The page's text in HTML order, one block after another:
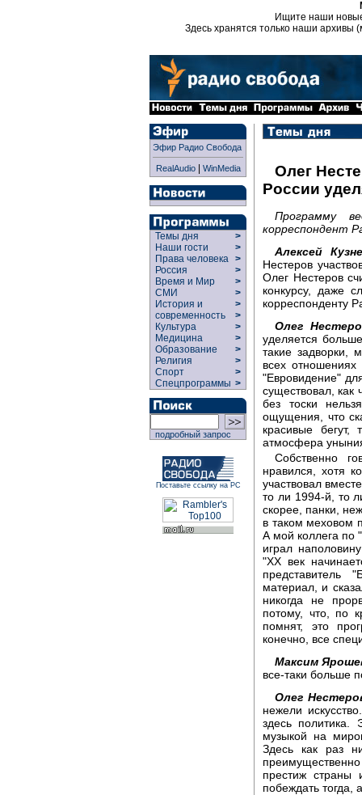
Ищите наши
Здесь хранятся только наши архивы
Эфир Радио Свобода
RealAudio| WinMedia
Темы дня
>
Наши гости
>
Права человека >
Россия
>
Время и Мир
>
СМИ
>
История и
современность
>
>
Культура
>
Медицина
>
Образование
>
Религия
>
Спорт
>
Спецпрограммы >
подробный запрос
Поставьте ссылку на РС
Олег
России
Программу
корреспондент
Алексей
Нестеров
Олег Нестеров
конкурсу, даже
корреспонденту
Олег
уделяется
такие задворки,
всех
"Евровидение"
существовал, как
без тоски
ощущения, что
красивые
атмосфера
Собственно
нравился, хотя
участвовал
то ли 1994-й, то
скорее, панки,
в таком меховом
А мой коллега по
играл
"XX век
материал, и
никогда не
потому, что, по
помнят, это
конечно, все
Максим
все-таки больше
Олег
нежели
здесь политика.
музыкой на
Здесь как раз
престиж
побеждать тогда,